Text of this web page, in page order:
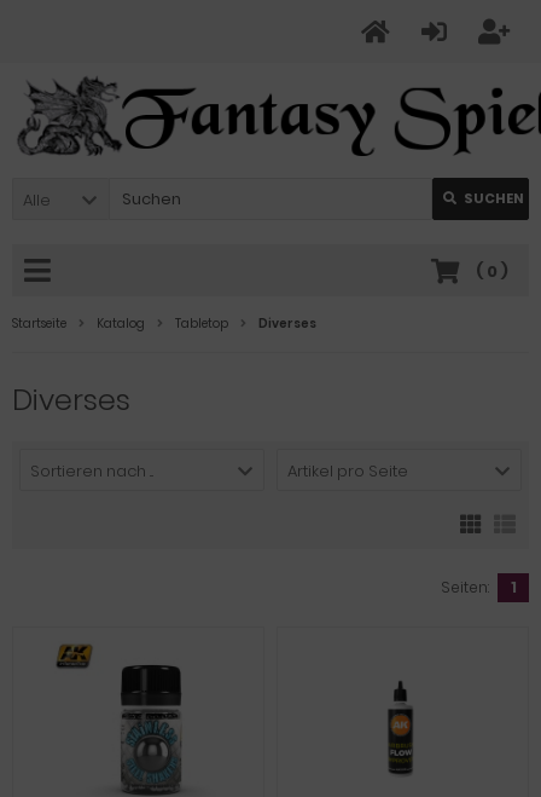
Alle SUCHEN
( 0 )
Startseite Katalog Tabletop Diverses
Diverses
Sortieren nach ... Artikel pro Seite
Seiten: 1